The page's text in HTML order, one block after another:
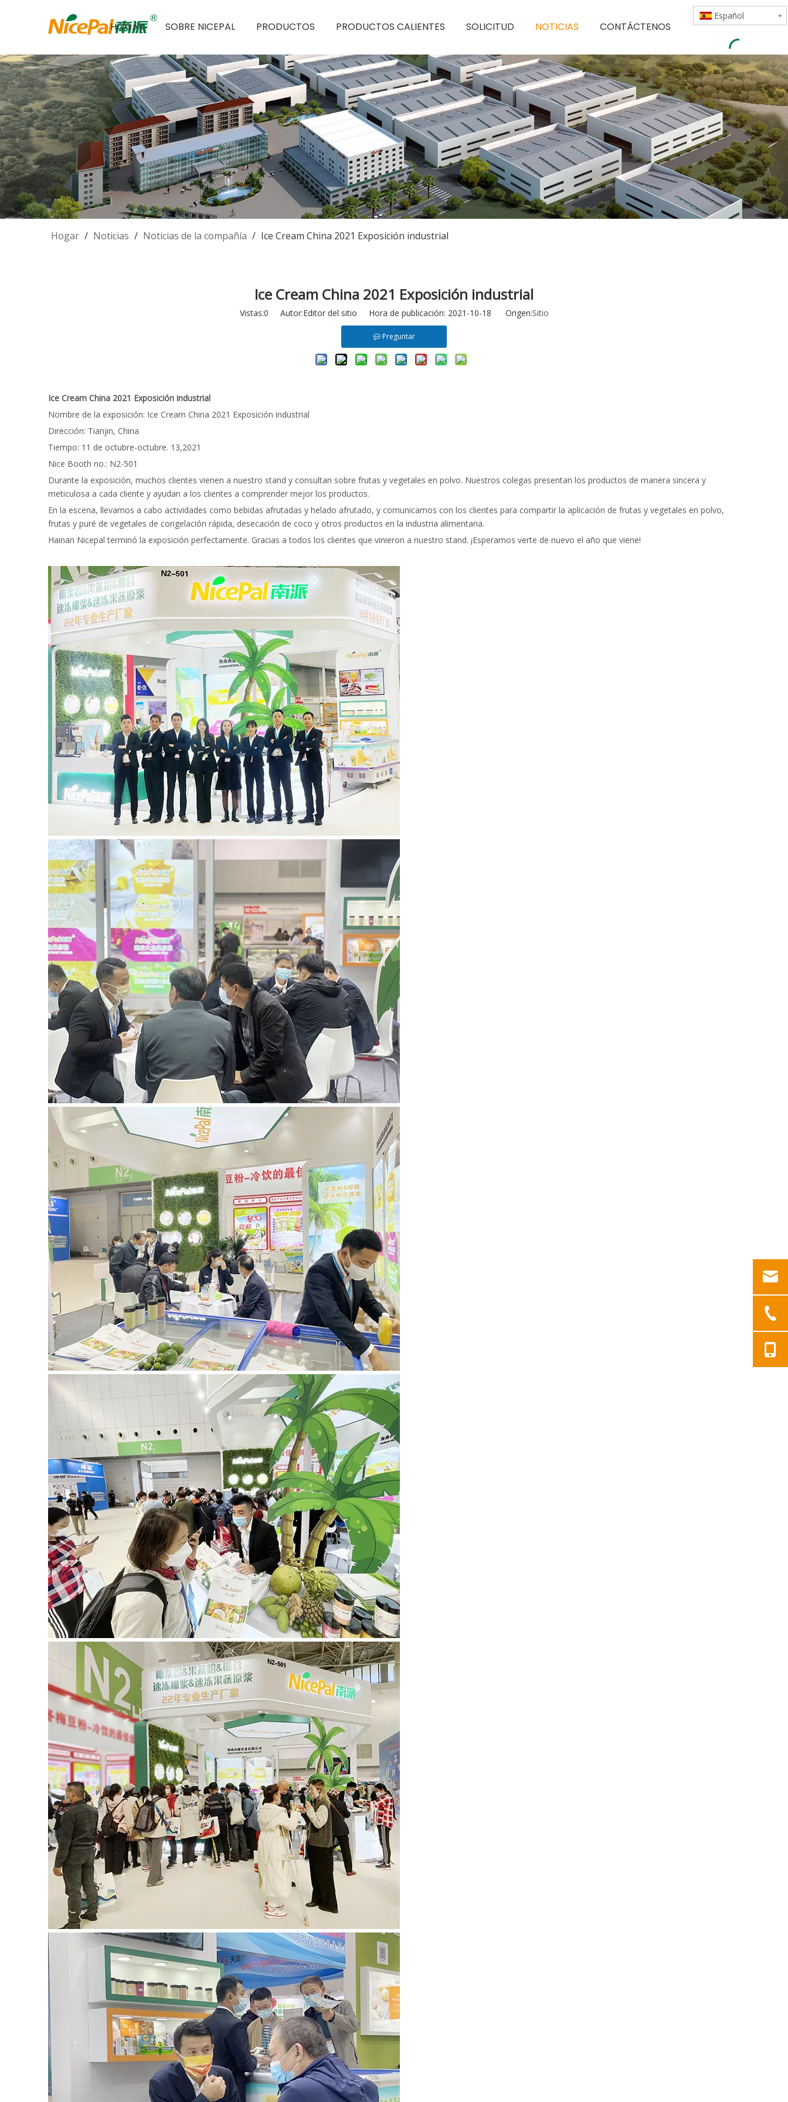
HOGAR SOBRE NICEPAL PRODUCTOS PRODUCTOS CALIENTES SOLICITUD NOTICIAS CONTÁCTENOS
Español
Hogar / Noticias / Noticias de la compañía / Ice Cream China 2021 Exposición industrial
Ice Cream China 2021 Exposición industrial
Vistas:0 Autor:Editor del sitio Hora de publicación: 2021-10-18 Origen:Sitio
Preguntar
Ice Cream China 2021 Exposición industrial
Nombre de la exposición: Ice Cream China 2021 Exposición industrial
Dirección: Tianjin, China
Tiempo: 11 de octubre-octubre. 13,2021
Nice Booth no.: N2-501
Durante la exposición, muchos clientes vienen a nuestro stand y consultan sobre frutas y vegetales en polvo. Nuestros colegas presentan los productos de manera sincera y
meticulosa a cada cliente y ayudan a los clientes a comprender mejor los productos.
En la escena, llevamos a cabo actividades como bebidas afrutadas y helado afrutado, y comunicamos con los clientes para compartir la aplicación de frutas y vegetales en polvo,
frutas y puré de vegetales de congelación rápida, desecación de coco y otros productos en la industria alimentaria.
Hainan Nicepal terminó la exposición perfectamente. Gracias a todos los clientes que vinieron a nuestro stand. ¡Esperamos verte de nuevo el año que viene!